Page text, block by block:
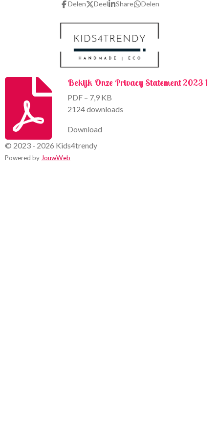
o
r
Delen Deel Share Delen
Bekijk Onze Privacy Statement 2023 1
PDF – 7,9 KB
2124 downloads
Download
© 2023 - 2026 Kids4trendy
Powered by JouwWeb